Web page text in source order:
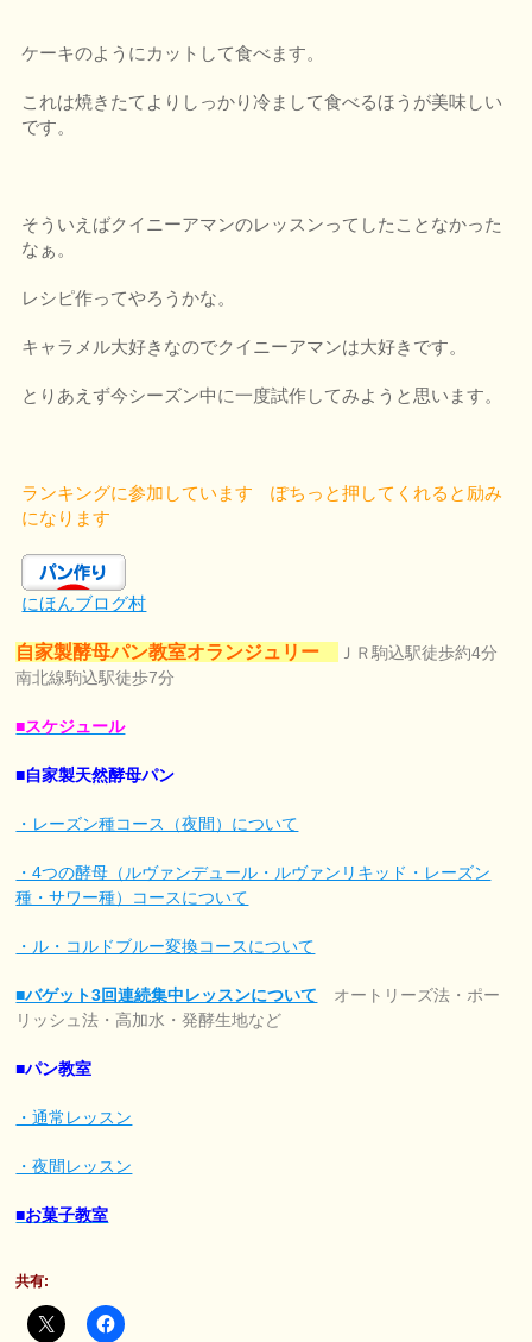
ケーキのようにカットして食べます。
これは焼きたてよりしっかり冷まして食べるほうが美味しい
です。
そういえばクイニーアマンのレッスンってしたことなかった
なぁ。
レシピ作ってやろうかな。
キャラメル大好きなのでクイニーアマンは大好きです。
とりあえず今シーズン中に一度試作してみようと思います。
ランキングに参加しています ぽちっと押してくれると励み
になります
にほんブログ村
自家製酵母パン教室オランジュリー
ＪＲ駒込駅徒歩約4分
南北線駒込駅徒歩7分
■スケジュール
■自家製天然酵母パン
・レーズン種コース（夜間）について
・4つの酵母（ルヴァンデュール・ルヴァンリキッド・レーズン
種・サワー種）コースについて
・ル・コルドブルー変換コースについて
■バゲット3回連続集中レッスンについて
オートリーズ法・ポー
リッシュ法・高加水・発酵生地など
■パン教室
・通常レッスン
・夜間レッスン
■お菓子教室
共有: